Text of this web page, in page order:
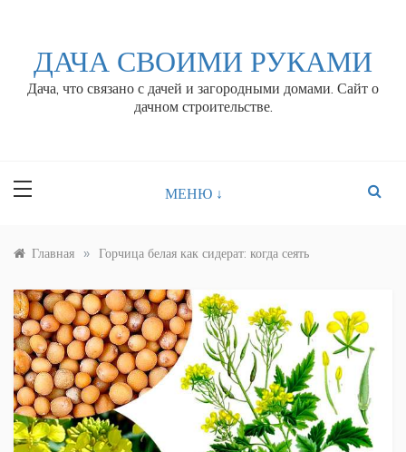
ДАЧА СВОИМИ РУКАМИ
Дача, что связано с дачей и загородными домами. Сайт о
дачном строительстве.
МЕНЮ ↓
Главная » Горчица белая как сидерат: когда сеять